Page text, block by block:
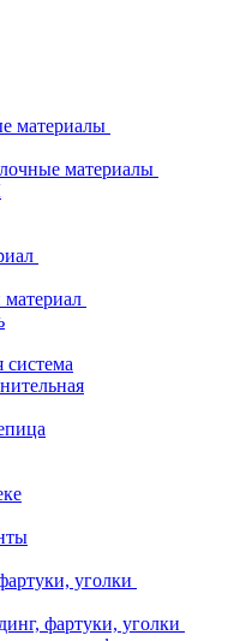
материалы
материалы
система
уголки
фартуки, уголки